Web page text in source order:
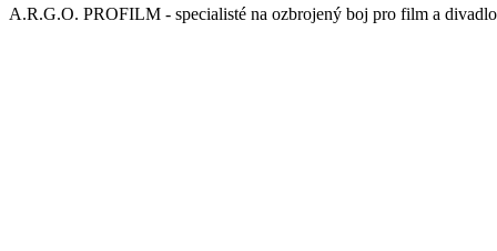
A.R.G.O. PROFILM - specialisté na ozbrojený boj pro film a divadlo